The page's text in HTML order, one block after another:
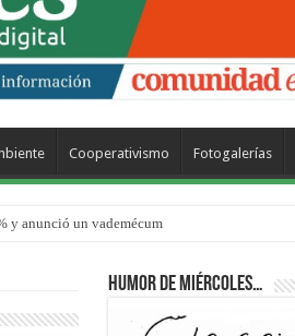
Cooperativismo Fotogalerías
y anunció un vademécum
Humor de Miércoles…